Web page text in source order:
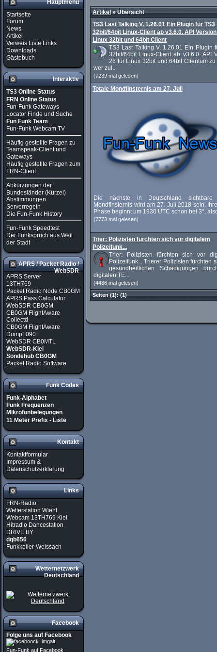
Hauptmenü
Startseite
Forum
News
Artikel
Verweis Liste Links
Downloads
Gästebuch
Interaktiv
TS3 Online Status
FRN Online Status
Fun-Funk Gateways
Locator Finde und Suche
Fun Funk Team
Fun-Funk Webcam TV
Häufig gestellte Fragen zu
Teamspeak-Client und
Gateways
Häufig gestellte Fragen zum
FRN-Client
Abkürzungen der
Bundesländer (Kürzel)
Abstimmungen
Serverregeln
Die Fun-Funk History
Fun-Funk Speedtest
Der Funkspruch aus Weil
der Stadt
APRS / Packet Radio /
WebSDR
APRS Server
13TH769
Packet Radio Node CB0GM
APRS Pass Calculator
WebSDR CB0GM
CB0GM FlightAware
Collectd
CB0GM FlightAware
Dump1090
WebSDR CB0MTL
WebSDR-Kiel
Sondehub CB0GM
Packet Radio Software
Funk Codes
Funk-Alphabet
Funk Frequenzen
Mikrofonbelegungen
11 Meter Prefix - Liste
Kontakt
Kontaktformular
Impressum &
Datenschutzerklärung
Links
FRN-Radio
Wetterstation Wiehl
Webcam 13TH769 Kiel
Hitradio Dancestation
DRIVE BY
dqb656
Funkkeller-Weissach
Wetternetzwerk
Deutschland
Facebook
Folge uns auf Facebook
Fun-Funk auf Facebook
Artikel»Übersicht
TS3 Last Talking V. 1.26.01 Ein Plugin für TS3
32bit/64bit Linux-Client ab v3.6.0. API
Linux 32bit und 64bit Client
TS3 Last Talking V. 1.26.01 Ein Plugin
32bit/64bit Linux-Client ab v3.6.0. API
26 für Linux 32bit und 64bit Clientum
wer zul...
(7239 mal gelesen)
Totale Mondfinsternis am 27. Juli
Die nächste in Deutschland sichtbare
Mondfinsternis wird am 27. Juli 2018 sein.
Phase beginnt um 1930 UTC schon bei 3°,
(7773 mal gelesen)
Trier: Polizisten fürchten sich vor digitalem
Polizeifunk...
Trier: Polizisten fürchten sich vor
Polizeifunk... Trierer Polizisten fürchten
gesundheitlichen Schädigungen
digitalen TE...
(4486 mal gelesen)
Seiten(1):(1)